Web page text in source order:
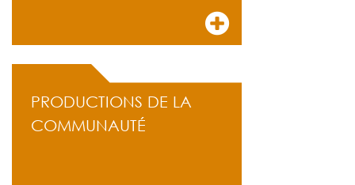
PRODUCTIONS DE LA
COMMUNAUTÉ